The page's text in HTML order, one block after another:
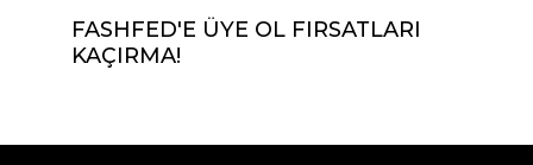
FASHFED'E ÜYE OL FIRSATLARI
KAÇIRMA!